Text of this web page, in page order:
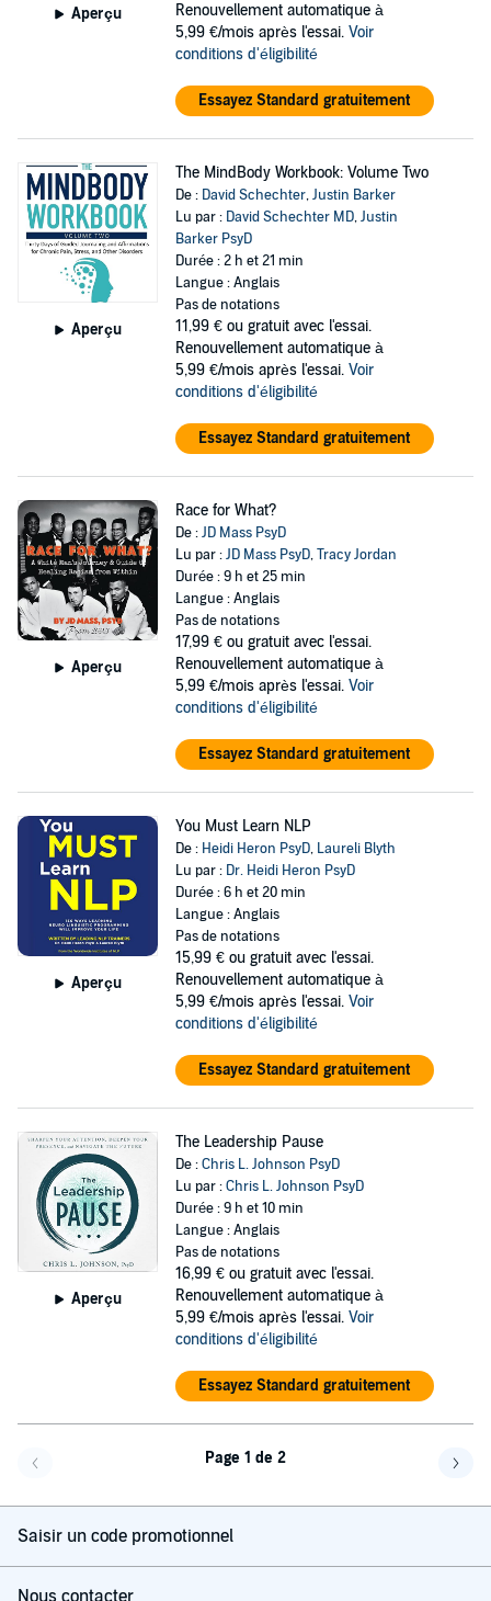
Aperçu
Renouvellement automatique à
5,99 €/mois après l'essai. Voir
conditions d'éligibilité
Essayez Standard gratuitement
Aperçu
The MindBody Workbook: Volume Two
De : David Schechter,Justin Barker
Lu par : David Schechter MD,Justin
Barker PsyD
Durée : 2 h et 21 min
Langue : Anglais
Pas de notations
11,99 € ou gratuit avec l'essai.
Renouvellement automatique à
5,99 €/mois après l'essai. Voir
conditions d'éligibilité
Essayez Standard gratuitement
Aperçu
Race for What?
De :JD Mass PsyD
Lu par :JD Mass PsyD,Tracy Jordan
Durée : 9 h et 25 min
Langue : Anglais
Pas de notations
17,99 € ou gratuit avec l'essai.
Renouvellement automatique à
5,99 €/mois après l'essai. Voir
conditions d'éligibilité
Essayez Standard gratuitement
Aperçu
You Must Learn NLP
De : Heidi Heron PsyD, Laureli Blyth
Lu par : Dr. Heidi Heron PsyD
Durée : 6 h et 20 min
Langue : Anglais
Pas de notations
15,99 € ou gratuit avec l'essai.
Renouvellement automatique à
5,99 €/mois après l'essai. Voir
conditions d'éligibilité
Essayez Standard gratuitement
Aperçu
The Leadership Pause
De :Chris L. Johnson PsyD
Lu par :Chris L. Johnson PsyD
Durée : 9 h et 10 min
Langue : Anglais
Pas de notations
16,99 € ou gratuit avec l'essai.
Renouvellement automatique à
5,99 €/mois après l'essai. Voir
conditions d'éligibilité
Essayez Standard gratuitement
Page 1 de 2
Saisir un code promotionnel
Nous contacter